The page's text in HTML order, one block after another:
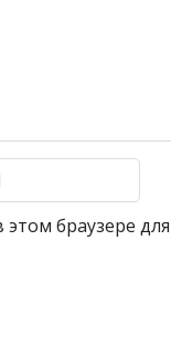
этом браузере